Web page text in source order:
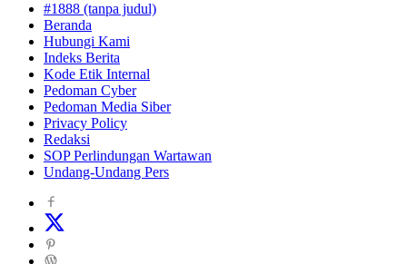
#1888 (tanpa judul)
Beranda
Hubungi Kami
Indeks Berita
Kode Etik Internal
Pedoman Cyber
Pedoman Media Siber
Privacy Policy
Redaksi
SOP Perlindungan Wartawan
Undang-Undang Pers